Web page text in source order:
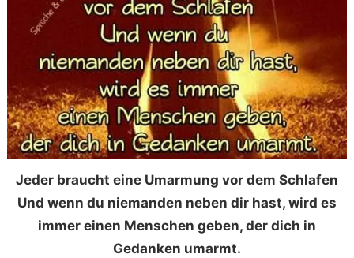
Jeder braucht eine Umarmung vor dem Schlafen
Und wenn du niemanden neben dir hast, wird es
immer einen Menschen geben, der dich in
Gedanken umarmt.